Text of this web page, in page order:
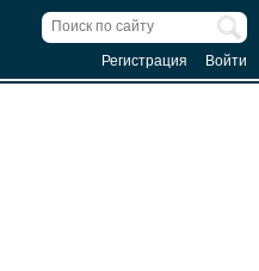
Регистрация Войти